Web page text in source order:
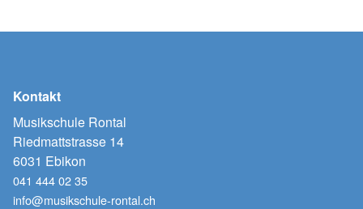
Kontakt
Musikschule Rontal
Riedmattstrasse 14
6031 Ebikon
041 444 02 35
info@musikschule-rontal.ch